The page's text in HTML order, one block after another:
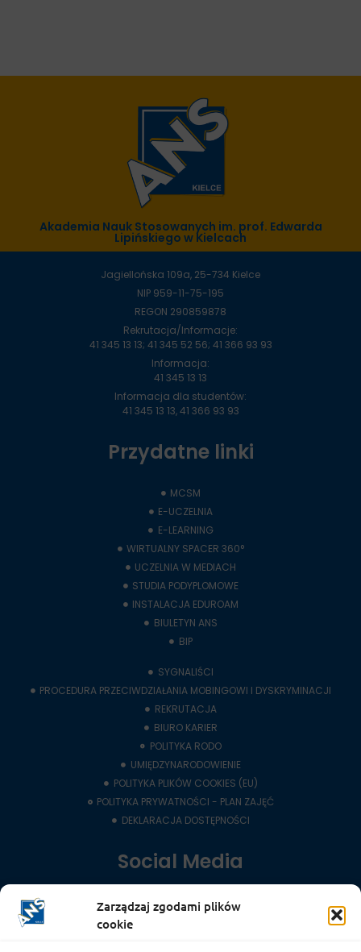
Zarządzaj zgodami plików
cookie
Akademia Nauk Stosowanych im. prof. Edwarda
Lipińskiego w Kielcach
Jagiellońska 109a, 25-734 Kielce
NIP 959-11-75-195
REGON 290859878
Rekrutacja/Informacje:
41 345 13 13; 41 345 52 56; 41 366 93 93
Informacja:
41 345 13 13
Informacja dla studentów:
41 345 13 13, 41 366 93 93
Przydatne linki
MCSM
E-UCZELNIA
E-LEARNING
WIRTUALNY SPACER 360°
UCZELNIA W MEDIACH
STUDIA PODYPLOMOWE
INSTALACJA EDUROAM
BIULETYN ANS
BIP
SYGNALIŚCI
PROCEDURA PRZECIWDZIAŁANIA MOBINGOWI I DYSKRYMINACJI
REKRUTACJA
BIURO KARIER
POLITYKA RODO
UMIĘDZYNARODOWIENIE
POLITYKA PLIKÓW COOKIES (EU)
POLITYKA PRYWATNOŚCI - PLAN ZAJĘĆ
DEKLARACJA DOSTĘPNOŚCI
Social Media
LinkedIn